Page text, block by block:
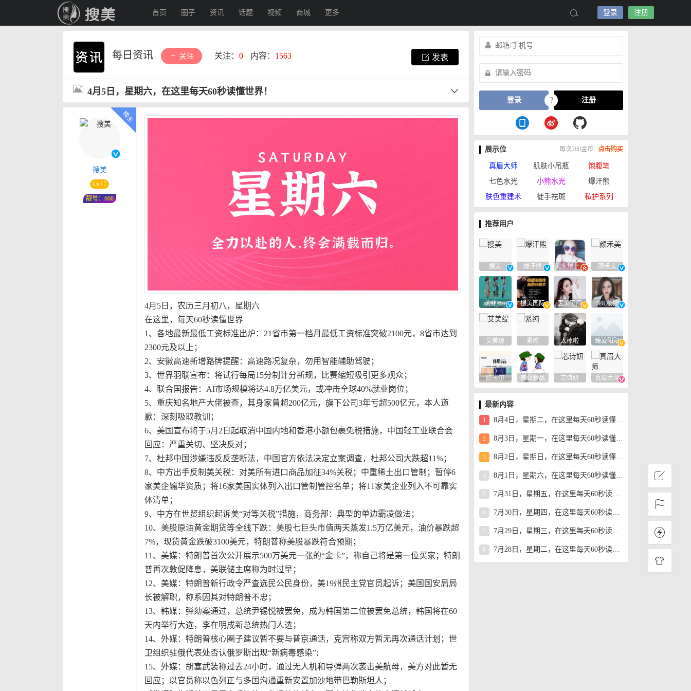
首页 圈子 资讯 话题 视频 商城 更多 登录 注册
每日资讯 关注 关注： 0 内容： 1563 发表
4月5日，星期六，在这里每天60秒读懂世界！
搜美
Lv.17
靓号：666
4月5日，农历三月初八，星期六
在这里，每天60秒读懂世界
1、各地最新最低工资标准出炉：21省市第一档月最低工资标准突破2100元，8省市达到
2300元及以上；
2、安徽高速新增路牌提醒：高速路况复杂，勿用智能辅助驾驶；
3、世界羽联宣布：将试行每局15分制计分新规，比赛缩短吸引更多观众；
4、联合国报告：AI市场规模将达4.8万亿美元，或冲击全球40%就业岗位；
5、重庆知名地产大佬被查，其身家曾超200亿元，旗下公司3年亏超500亿元，本人道
歉：深刻吸取教训；
6、美国宣布将于5月2日起取消中国内地和香港小额包裹免税措施，中国轻工业联合会
回应：严重关切、坚决反对；
7、杜邦中国涉嫌违反反垄断法，中国官方依法决定立案调查，杜邦公司大跌超11%；
8、中方出手反制美关税：对美所有进口商品加征34%关税；中重稀土出口管制；暂停6
家美企输华资质；将16家美国实体列入出口管制管控名单；将11家美企业列入不可靠实
体清单；
9、中方在世贸组织起诉美“对等关税”措施，商务部：典型的单边霸凌做法；
10、美股原油黄金期货等全线下跌：美股七巨头市值两天蒸发1.5万亿美元，油价暴跌超
7%，现货黄金跌破3100美元，特朗普称美股暴跌符合预期；
11、美媒：特朗普首次公开展示500万美元一张的“金卡”，称自己将是第一位买家；特朗
普再次敦促降息，美联储主席称为时过早；
12、美媒：特朗普新行政令严查选民公民身份，美19州民主党官员起诉；美国国安局局
长被解职，称系因其对特朗普不忠；
13、韩媒：弹劾案通过，总统尹锡悦被罢免，成为韩国第二位被罢免总统，韩国将在60
天内举行大选，李在明成新总统热门人选；
14、外媒：特朗普核心圈子建议暂不要与普京通话，克宫称双方暂无再次通话计划；世
卫组织驻俄代表处否认俄罗斯出现“新病毒感染”;
15、外媒：胡塞武装称过去24小时，通过无人机和导弹两次袭击美航母，美方对此暂无
回应；以官员称以色列正与多国沟通重新安置加沙地带巴勒斯坦人；
登录 ? 注册
展示位 每次200金币 点击购买
真眉大师 肌肤小吊瓶
饱腹笔
七色水光
小熊水光
爆汗熊
肤色重建术
徒手祛斑 私护系列
推荐用户
搜美 爆汗熊 美业爆款平台 颜禾美
美业357 搜美国际 医美工厂 TBL杨阳
艾美缇 紧纯 太棒啦 臻爱阳阳
欧米尔 美业新品 芯诗妍 真眉大师
最新内容
1 8月4日，星期二，在这里每天60秒读懂世界！
2 8月3日，星期一，在这里每天60秒读懂世界！
3 8月2日，星期日，在这里每天60秒读懂世界！
4 8月1日，星期六，在这里每天60秒读懂世界！
5 7月31日，星期五，在这里每天60秒读懂世界！
6 7月30日，星期四，在这里每天60秒读懂世界！
7 7月29日，星期三，在这里每天60秒读懂世界！
7月28日，星期二，在这里每天60秒读懂世界！